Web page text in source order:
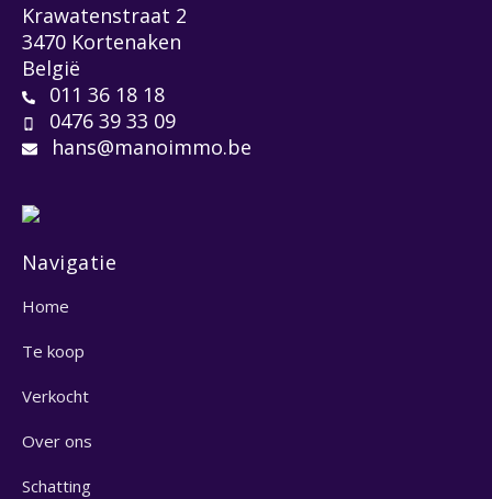
Krawatenstraat 2
3470 Kortenaken
België
011 36 18 18
0476 39 33 09
hans@manoimmo.be
Navigatie
Home
Te koop
Verkocht
Over ons
Schatting